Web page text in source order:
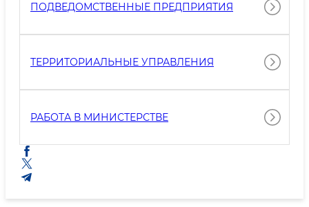
ПОДВЕДОМСТВЕННЫЕ ПРЕДПРИЯТИЯ
ТЕРРИТОРИАЛЬНЫЕ УПРАВЛЕНИЯ
РАБОТА В МИНИСТЕРСТВЕ